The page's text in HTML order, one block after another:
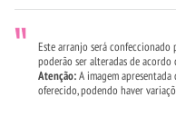
Este arranjo será
poderão ser alteradas de
Atenção:A imagem
oferecido, podendo haver